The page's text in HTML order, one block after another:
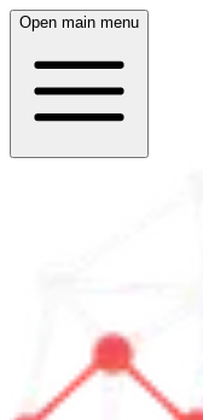
Open main menu